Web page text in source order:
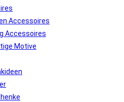
Accessoires
Accessoires
Motive